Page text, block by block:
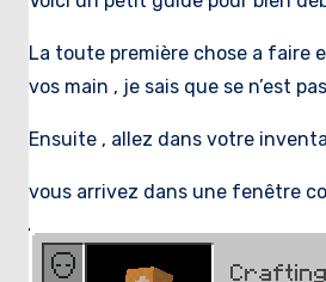
La toute première chose a faire
vos main , je sais que se n’est
Ensuite , allez dans votre
vous arrivez dans une fenêtre